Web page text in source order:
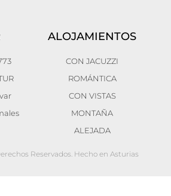
ALOJAMIENTOS
CON JACUZZI
ROMÁNTICA
CON VISTAS
MONTAÑA
ALEJADA
Reservados. Hecho en Asturias